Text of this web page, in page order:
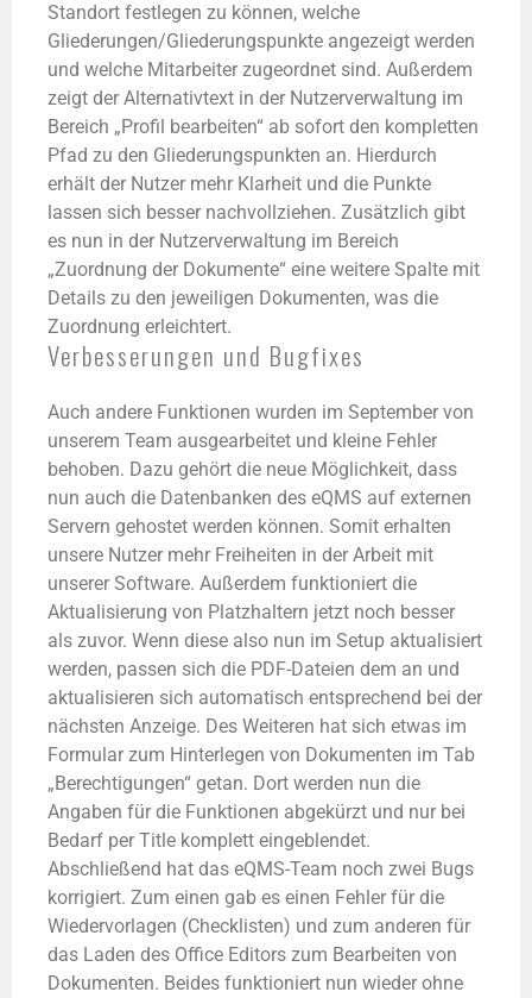
Standort festlegen zu können, welche
Gliederungen/Gliederungspunkte angezeigt werden
und welche Mitarbeiter zugeordnet sind. Außerdem
zeigt der Alternativtext in der Nutzerverwaltung im
Bereich „Profil bearbeiten“ ab sofort den kompletten
Pfad zu den Gliederungspunkten an. Hierdurch
erhält der Nutzer mehr Klarheit und die Punkte
lassen sich besser nachvollziehen. Zusätzlich gibt
es nun in der Nutzerverwaltung im Bereich
„Zuordnung der Dokumente“ eine weitere Spalte mit
Details zu den jeweiligen Dokumenten, was die
Zuordnung erleichtert.
Verbesserungen und Bugfixes
Auch andere Funktionen wurden im September von
unserem Team ausgearbeitet und kleine Fehler
behoben. Dazu gehört die neue Möglichkeit, dass
nun auch die Datenbanken des eQMS auf externen
Servern gehostet werden können. Somit erhalten
unsere Nutzer mehr Freiheiten in der Arbeit mit
unserer Software. Außerdem funktioniert die
Aktualisierung von Platzhaltern jetzt noch besser
als zuvor. Wenn diese also nun im Setup aktualisiert
werden, passen sich die PDF-Dateien dem an und
aktualisieren sich automatisch entsprechend bei der
nächsten Anzeige. Des Weiteren hat sich etwas im
Formular zum Hinterlegen von Dokumenten im Tab
„Berechtigungen“ getan. Dort werden nun die
Angaben für die Funktionen abgekürzt und nur bei
Bedarf per Title komplett eingeblendet.
Abschließend hat das eQMS-Team noch zwei Bugs
korrigiert. Zum einen gab es einen Fehler für die
Wiedervorlagen (Checklisten) und zum anderen für
das Laden des Office Editors zum Bearbeiten von
Dokumenten. Beides funktioniert nun wieder ohne